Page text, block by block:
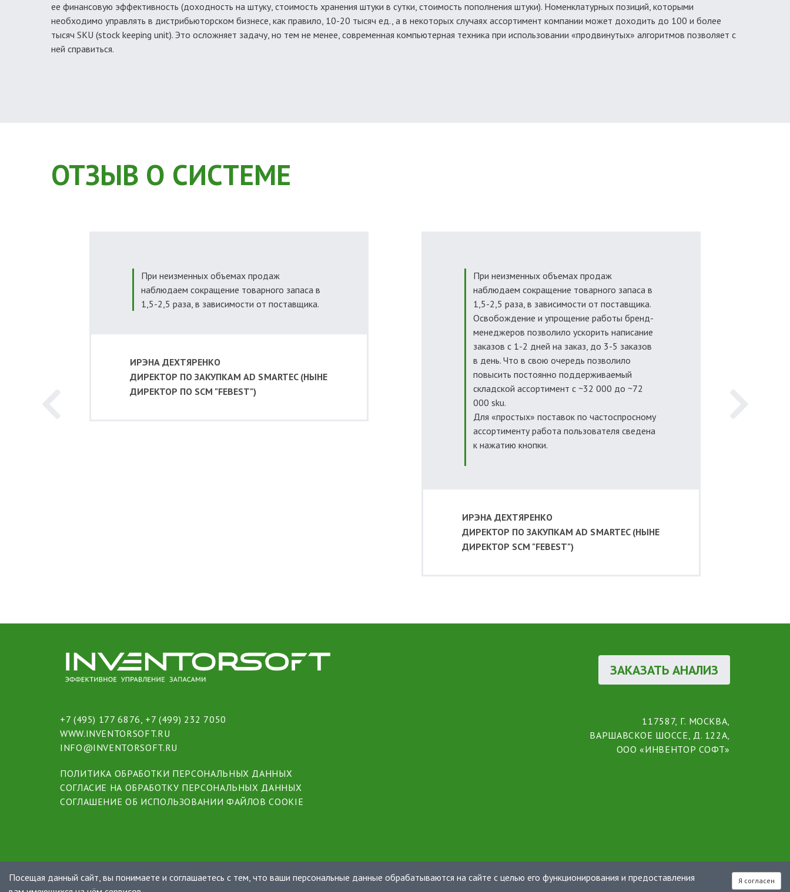
ее финансовую эффективность (доходность на штуку, стоимость хранения штуки в сутки, стоимость пополнения штуки). Номенклатурных позиций, которыми
необходимо управлять в дистрибьюторском бизнесе, как правило, 10-20 тысяч ед., а в некоторых случаях ассортимент компании может доходить до 100 и более
тысяч SKU (stock keeping unit). Это осложняет задачу, но тем не менее, современная компьютерная техника при использовании «продвинутых» алгоритмов позволяет с
ней справиться.
ОТЗЫВ О СИСТЕМЕ
При неизменных объемах продаж
наблюдаем сокращение товарного запаса в
1,5-2,5 раза, в зависимости от поставщика.
ИРЭНА ДЕХТЯРЕНКО
ДИРЕКТОР ПО ЗАКУПКАМ AD SMARTEC (НЫНЕ
ДИРЕКТОР ПО SCM "FEBEST")
При неизменных объемах продаж
наблюдаем сокращение товарного запаса в
1,5-2,5 раза, в зависимости от поставщика.
Освобождение и упрощение работы бренд-
менеджеров позволило ускорить написание
заказов с 1-2 дней на заказ, до 3-5 заказов
в день. Что в свою очередь позволило
повысить постоянно поддерживаемый
складской ассортимент с ~32 000 до ~72
000 sku.
Для «простых» поставок по частоспросному
ассортименту работа пользователя сведена
к нажатию кнопки.
ИРЭНА ДЕХТЯРЕНКО
ДИРЕКТОР ПО ЗАКУПКАМ AD SMARTEC (НЫНЕ
ДИРЕКТОР SCM "FEBEST")
+7 (495) 177 6876 +7 (499) 232 7050
WWW.INVENTORSOFT.RU
INFO@INVENTORSOFT.RU
ПОЛИТИКА ОБРАБОТКИ ПЕРСОНАЛЬНЫХ ДАННЫХ
СОГЛАСИЕ НА ОБРАБОТКУ ПЕРСОНАЛЬНЫХ ДАННЫХ
СОГЛАШЕНИЕ ОБ ИСПОЛЬЗОВАНИИ ФАЙЛОВ COOKIE
ЗАКАЗАТЬ АНАЛИЗ
117587, Г. МОСКВА,
ВАРШАВСКОЕ ШОССЕ, Д. 122А,
ООО «ИНВЕНТОР СОФТ»
Посещая данный сайт, вы понимаете и соглашаетесь с тем, что ваши персональные данные обрабатываются на сайте с целью его функционирования и предоставления
Я согласен